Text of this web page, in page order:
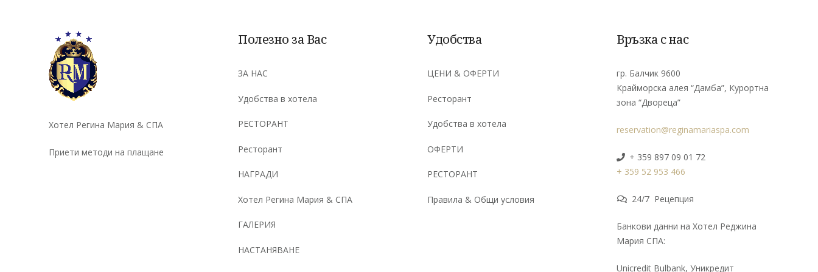
Хотел Регина Мария & СПА
Приети методи на плащане
Полезно за Вас
ЗА НАС
Удобства в хотела
РЕСТОРАНТ
Ресторант
НАГРАДИ
Хотел Регина Мария & СПА
ГАЛЕРИЯ
НАСТАНЯВАНЕ
Удобства
ЦЕНИ & ОФЕРТИ
Ресторант
Удобства в хотела
ОФЕРТИ
РЕСТОРАНТ
Правила & Общи условия
Връзка с нас
гр. Балчик 9600
Крайморска алея “Дамба”, Курортна
зона “Двореца”
reservation@reginamariaspa.com
+ 359 897 09 01 72
+ 359 52 953 466
24/7 Рецепция
Банкови данни на Хотел Реджина
Мария СПА:
Unicredit Bulbank, Уникредит